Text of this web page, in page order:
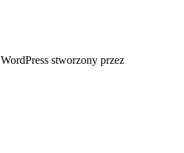
stworzony przez